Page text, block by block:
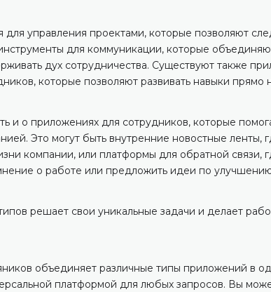
для управления проектами, которые позволяют
для коммуникации, которые
дух сотрудничества. Существуют также
которые позволяют развивать навыки прямо
и о приложениях для сотрудников, которые
Это могут быть внутренние новостные ленты,
компании, или платформы для обратной связи,
о работе или предложить идеи по
решает свои уникальные задачи и делает
объединяет различные типы приложений в
платформой для любых запросов. Вы